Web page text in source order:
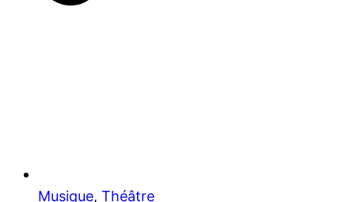
Musique, Théâtre